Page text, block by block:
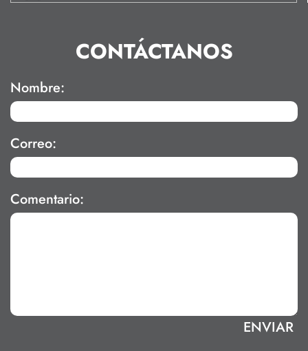
CONTÁCTANOS
Nombre:
Correo:
Comentario: